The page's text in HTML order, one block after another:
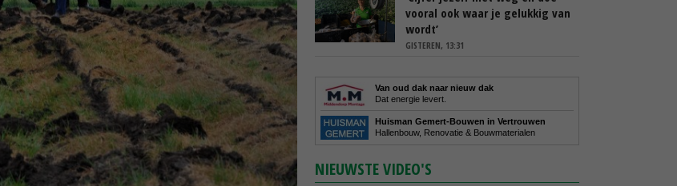
vooral ook waar je gelukkig van
wordt’
GISTEREN, 13:31
Van oud dak naar nieuw dak
Dat energie levert.
Huisman Gemert-Bouwen in Vertrouwen
Hallenbouw, Renovatie & Bouwmaterialen
NIEUWSTE VIDEO'S